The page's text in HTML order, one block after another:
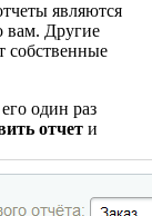
являются
вам. Другие
собственные
один раз
отчет и